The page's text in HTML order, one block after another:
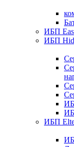
ИБП
ИБП
ИБП